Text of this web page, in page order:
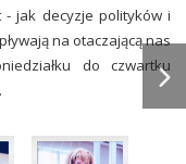
- jak decyzje polityków i
na otaczającą nas
do czwartku